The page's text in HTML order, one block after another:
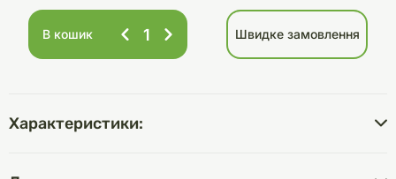
В кошик Швидке замовлення
Характеристики: